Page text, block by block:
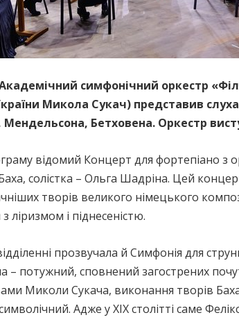
симфонічний оркестр
Микола Сукач) представив
Мендельсона, Бетховена. Оркестр
відомий Концерт для фортепіано з
солістка – Ольга Шадріна. Цей
творів великого німецького
ліризмом і піднесеністю.
прозвучала й Симфонія для
– потужний, сповнений загострених
Миколи Сукача, виконання творів
символічний. Адже у ХІХ столітті саме